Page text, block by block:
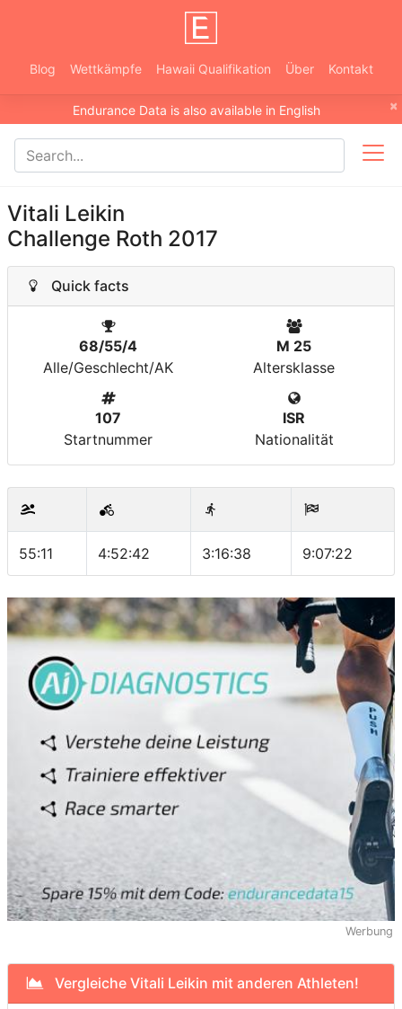
Blog Wettkämpfe Hawaii Qualifikation Über Kontakt
×
Endurance Data is also available in English
Vitali Leikin
Challenge Roth 2017
Quick facts
68/55/4
Alle/Geschlecht/AK
M 25
Altersklasse
107
Startnummer
ISR
Nationalität
55:11 4:52:42 3:16:38 9:07:22
Werbung
Vergleiche Vitali Leikin mit anderen Athleten!